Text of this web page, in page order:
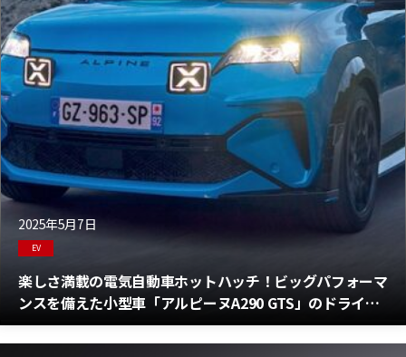
2025年5月7日
EV
楽しさ満載の電気自動車ホットハッチ！ビッグパフォーマ
ンスを備えた小型車「アルピーヌA290 GTS」のドライビ
ングレポート！